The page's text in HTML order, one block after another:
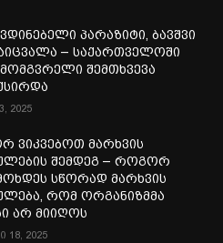
პარაზიტი, ბავშვი
– საქართველოში
შემთხვევა
2025
ვიკვებოთ მარხვის
შემდეგ – როგორ
სწორად მარხვის
რომ ორგანიზმმა
არ მიიღოს
2025